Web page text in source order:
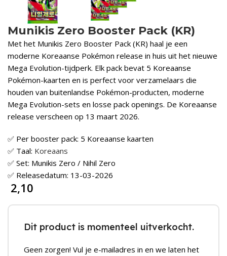
Munikis Zero Booster Pack (KR)
Met het Munikis Zero Booster Pack (KR) haal je een
moderne Koreaanse Pokémon release in huis uit het nieuwe
Mega Evolution-tijdperk. Elk pack bevat 5 Koreaanse
Pokémon-kaarten en is perfect voor verzamelaars die
houden van buitenlandse Pokémon-producten, moderne
Mega Evolution-sets en losse pack openings. De Koreaanse
release verscheen op 13 maart 2026.
✅ Per booster pack: 5 Koreaanse kaarten
✅ Taal: Koreaans
✅ Set: Munikis Zero / Nihil Zero
✅ Releasedatum: 13-03-2026
2,10
Dit product is momenteel uitverkocht.
Geen zorgen! Vul je e-mailadres in en we laten het